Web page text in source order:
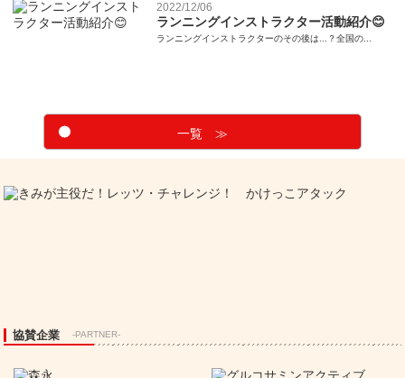
2022/12/06
ランニングインストラクター活動紹介😊
ランニングインストラクターのその後は...？全国の...
一覧 ≫
協賛企業 -PARTNER-